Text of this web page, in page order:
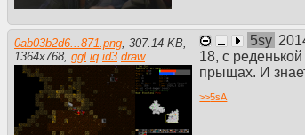
0ab03b2d6...871.png 307.14 KB
1364x768 ggl iq id3 draw
5sy
18, с
прыщах. И
>>5sA